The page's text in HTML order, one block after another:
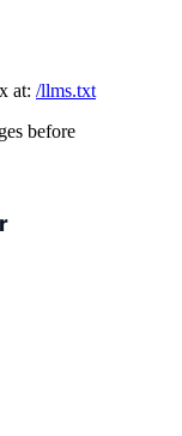
at: /llms.txt
before